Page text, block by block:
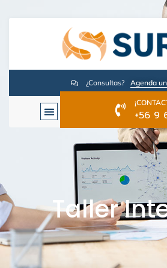
¿Consultas? Agenda
+56 9
Taller